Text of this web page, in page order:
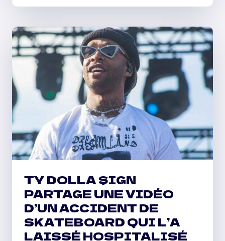
FREDO
ET
D’AUTRES
ORGANISENT
UNE
COLLECTE
DE
JOUETS
COMMUNAUTAIRE
DE
NOËL
TY DOLLA $IGN
PARTAGE UNE VIDÉO
D’UN ACCIDENT DE
SKATEBOARD QUI L’A
LAISSÉ HOSPITALISÉ